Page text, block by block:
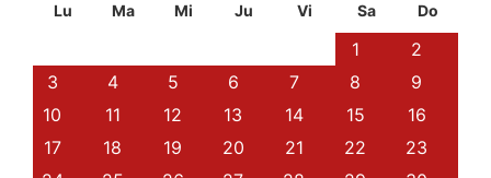
Lu
Ma Mi Ju Vi Sa Do
1
2
3
4 5 6 7 8
9
10
11 12 13 14 15
16
17
18 19 20 21 22
23